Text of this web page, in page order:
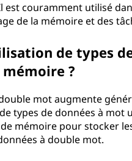
est couramment utilisé
de la mémoire et des
de types
?
mot augmente
types de données à mot
mémoire pour stocker
à double mot.